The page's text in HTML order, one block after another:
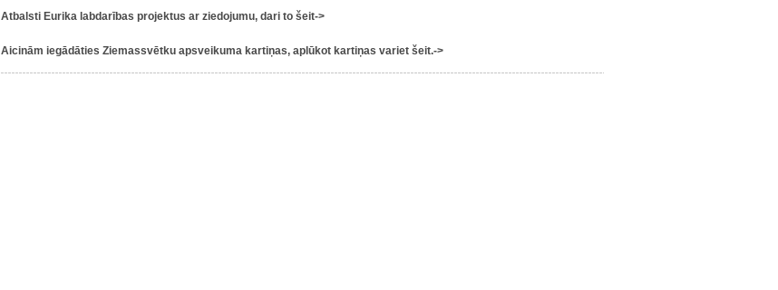
Atbalsti Eurika labdarības projektus ar ziedojumu, dari to šeit->
Aicinām iegādāties Ziemassvētku apsveikuma kartiņas, aplūkot kartiņas variet šeit.->